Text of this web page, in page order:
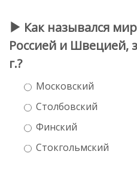
Как назывался
Россией и Швецией,
г.?
Московский
Столбовский
Финский
Стокгольмский